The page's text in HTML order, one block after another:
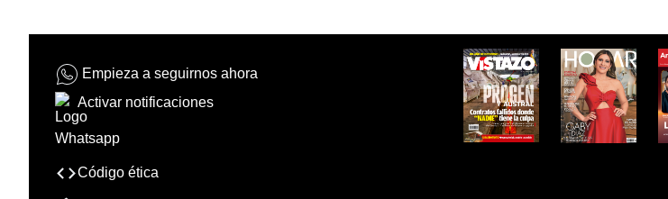
Empieza a seguirnos ahora
Activar notificaciones
Código ética